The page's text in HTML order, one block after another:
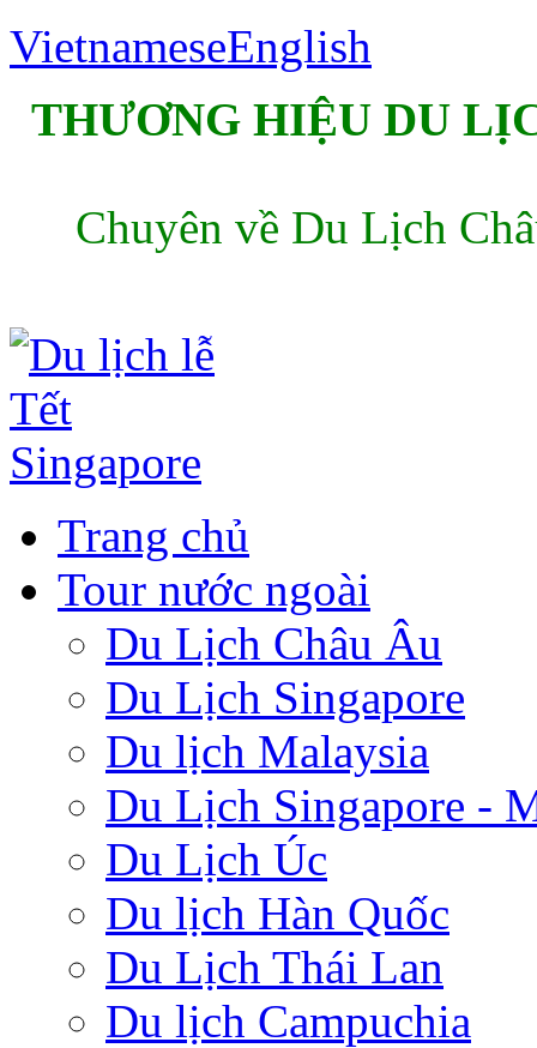
VietnameseEnglish
THƯƠNG HIỆU DU
Chuyên về Du Lịch
Trang chủ
Tour nước ngoài
Du Lịch Châu Âu
Du Lịch Singapore
Du lịch Malaysia
Du Lịch Singapore -
Du Lịch Úc
Du lịch Hàn Quốc
Du Lịch Thái Lan
Du lịch Campuchia